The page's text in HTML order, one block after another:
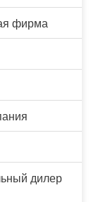
фирма
дилер